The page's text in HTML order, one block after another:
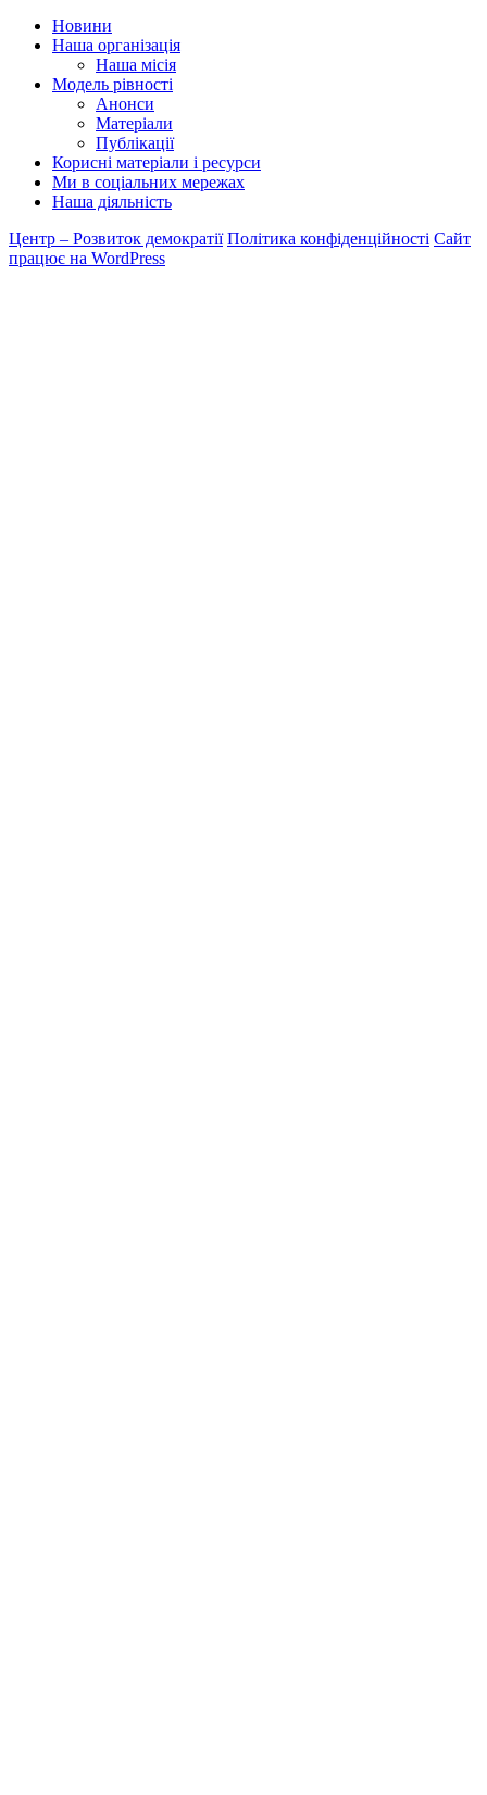
Новини
Наша організація
Наша місія
Модель рівності
Анонси
Матеріали
Публікації
Корисні матеріали і ресурси
Ми в соціальних мережах
Наша діяльність
Центр – Розвиток демократії Політика конфіденційності Сайт
працює на WordPress